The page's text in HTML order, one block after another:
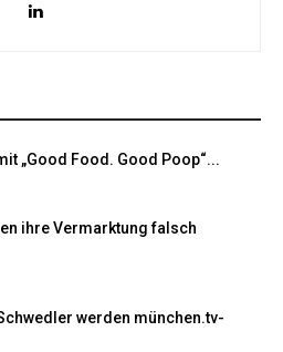
„Good Food. Good Poop“...
ihre Vermarktung falsch
werden münchen.tv-